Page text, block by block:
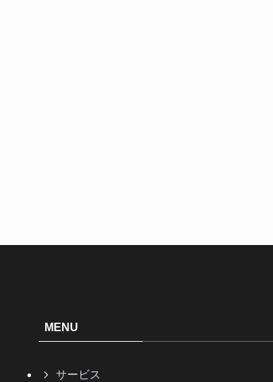
MENU
サービス